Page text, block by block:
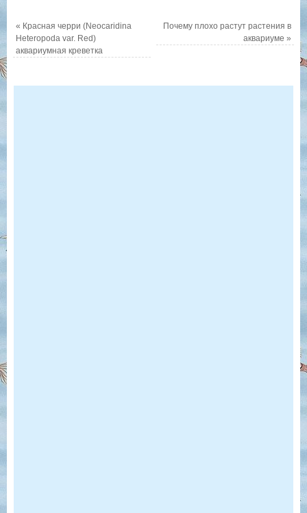
грунте
« Красная черри (Neocaridina
Heteropoda var. Red)
аквариумная креветка
Почему плохо растут растения в
аквариуме»